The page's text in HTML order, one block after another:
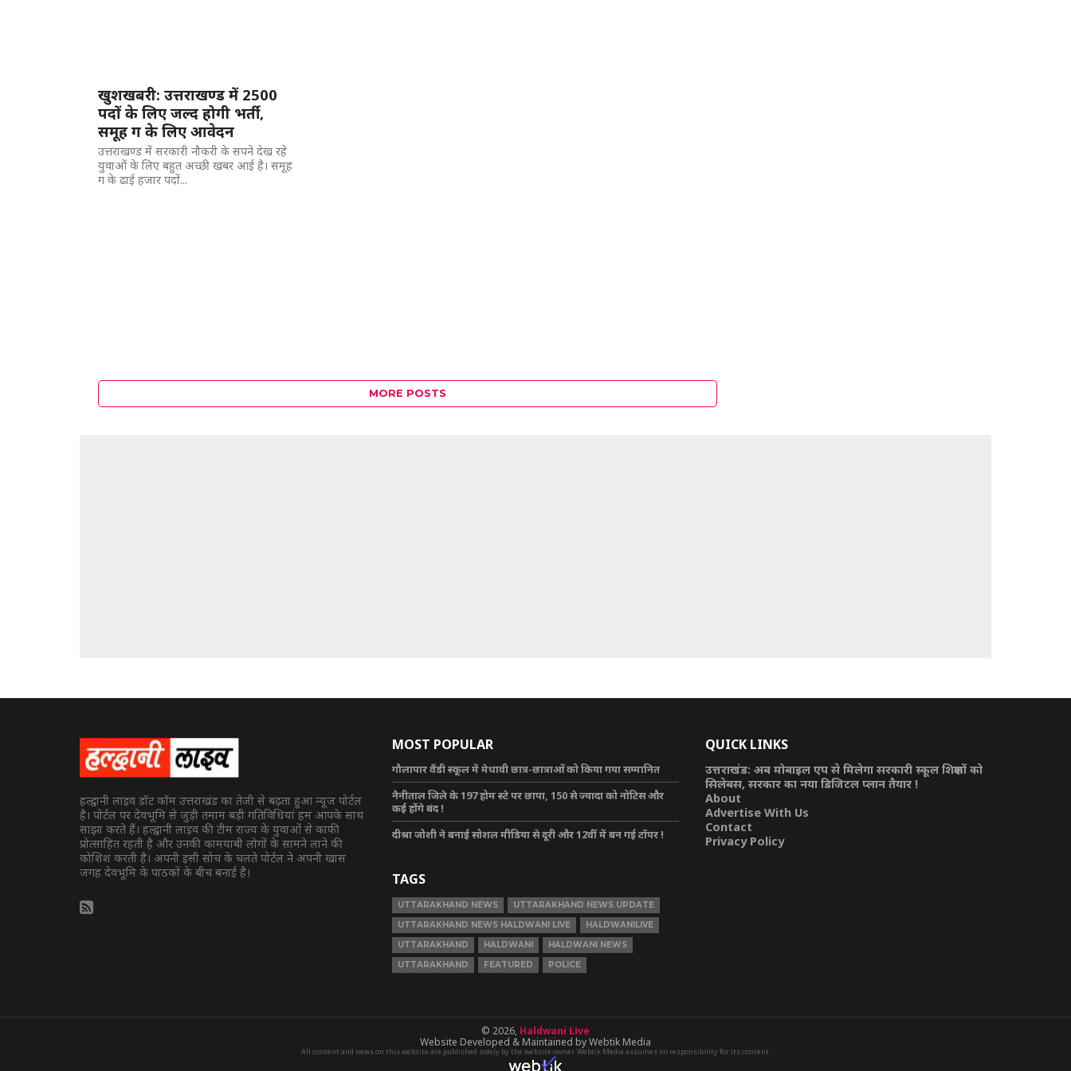
खुशखबरी: उत्तराखण्ड में 2500
पदों के लिए जल्द होगी भर्ती,
समूह ग के लिए आवेदन
उत्तराखण्ड में सरकारी नौकरी के सपने देख रहे
युवाओं के लिए बहुत अच्छी खबर आई है। समूह
ग के ढाई हजार पदों...
MORE POSTS
हल्द्वानी लाइव डॉट कॉम उत्तराखंड का तेजी से बढ़ता हुआ न्यूज पोर्टल
है। पोर्टल पर देवभूमि से जुड़ी तमाम बड़ी गतिविधियां हम आपके साथ
साझा करते हैं। हल्द्वानी लाइव की टीम राज्य के युवाओं से काफी
प्रोत्साहित रहती है और उनकी कामयाबी लोगों के सामने लाने की
कोशिश करती है। अपनी इसी सोच के चलते पोर्टल ने अपनी खास
जगह देवभूमि के पाठकों के बीच बनाई है।
MOST POPULAR
गौलापार वैंडी स्कूल में मेधावी छात्र-छात्राओं को किया गया सम्मानित
नैनीताल जिले के 197 होम स्टे पर छापा, 150 से ज्यादा को नोटिस और
कई होंगे बंद !
दीश्रा जोशी ने बनाई सोशल मीडिया से दूरी और 12वीं में बन गई टॉपर !
QUICK LINKS
उत्तराखंड: अब मोबाइल एप से मिलेगा सरकारी स्कूल शिक्षकों को
सिलेबस, सरकार का नया डिजिटल प्लान तैयार !
About
Advertise With Us
Contact
Privacy Policy
TAGS
UTTARAKHAND NEWS
UTTARAKHAND NEWS UPDATE
UTTARAKHAND NEWS HALDWANI LIVE
HALDWANILIVE
UTTARAKHAND
HALDWANI
HALDWANI NEWS
UTTARAKHAND
FEATURED POLICE
© 2026, Haldwani Live
Website Developed & Maintained by Webtik Media
All content and news on this website are published solely by the website owner. Webtik Media assumes no responsibility for its content.